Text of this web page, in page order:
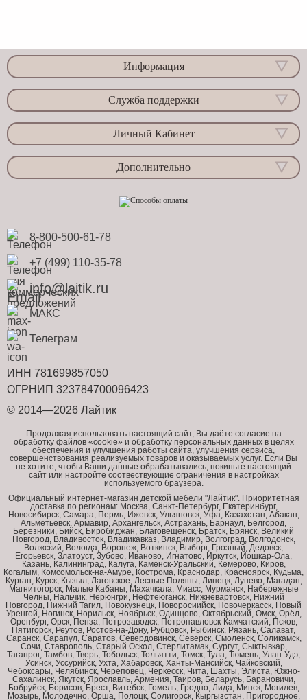
Информация
Служба поддержки
Личный Кабинет
Дополнительно
8-800-500-61-78
+7 (499) 110-35-78
info@laitik.ru
МАКС
Телеграм
ИНН 781699857050
ОГРНИП 323784700096423
© 2014—2026 Лайтик
Продолжая использовать настоящий сайт, Вы даёте согласие на
обработку файлов «cookie» и обработку персональных данных в целях
обеспечения и улучшения работы сайта, улучшения сервиса,
совершенствования реализуемых товаров и оказываемых услуг. Если Вы
не хотите, чтобы Ваши данные обрабатывались, покиньте настоящий
сайт или настройте соотвествующие ограничения в настройках
используемого браузера.
Официальный интернет-магазин детской мебели "Лайтик". Приоритетная
доставка по регионам: Москва, Санкт-Петербург, Екатеринбург,
Новосибирск, Самара, Пермь, Ижевск, Ульяновск, Уфа, Казахстан, Абакан,
Альметьевск, Армавир, Архангельск, Астрахань, Барнаул, Белгород,
Березники, Бийск, Биробиджан, Благовещенск, Братск, Брянск, Великий
Новгород, Владивосток, Владикавказ, Владимир, Волгоград, Волгодонск,
Волжский, Вологда, Воронеж, Воткинск, Выборг, Грозный, Дедовск,
Егорьевск, Златоуст, Зубово, Иваново, Игнатово, Иркутск, Йошкар-Ола,
Казань, Калининград, Калуга, Каменск-Уральский, Кемерово, Киров,
Когалым, Комсомольск-на-Амуре, Кострома, Краснодар, Красноярск, Кудьма,
Курган, Курск, Кызыл, Лаговское, Лесные Поляны, Липецк, Лунево, Магадан,
Магнитогорск, Малые Кабаны, Махачкала, Миасс, Мурманск, Набережные
Челны, Нальчик, Нерюнгри, Нефтеюганск, Нижневартовск, Нижний
Новгород, Нижний Тагил, Новокузнецк, Новоросиийск, Новочеркасск, Новый
Уренгой, Ногинск, Норильск, Ноябрьск, Одинцово, Октябрьский, Омск, Орёл,
Оренбург, Орск, Пенза, Петрозаводск, Петропавловск-Камчатский, Псков,
Пятигорск, Реутов, Ростов-на-Дону, Рубцовск, Рыбинск, Рязань, Салават,
Саранск, Сарапул, Саратов, Севердовинск, Северск, Смоленск, Соликамск,
Сочи, Ставрополь, Старый Оскол, Стерлитамак, Сургут, Сыктывкар,
Таганрог, Тамбов, Тверь, Тобольск, Тольятти, Томск, Тула, Тюмень, Улан-Удэ,
Усинск, Уссурийск, Ухта, Хабаровск, Ханты-Мансийск, Чайковский,
Чебоксары, Челябинск, Череповец, Черкесск, Чита, Шахты, Элиста, Южно-
Сахалинск, Якутск, Ярославль, Армения, Таиров, Беларусь, Барановичи,
Бобруйск, Борисов, Брест, Витебск, Гомель, Гродно, Лида, Минск, Могилев,
Мозырь, Молодечно, Орша, Полоцк, Солигорск, Кыргызстан, Пригородное,